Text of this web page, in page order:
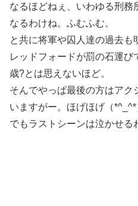
なるほどねぇ、いわゆる刑
なるわけね。ふむふむ。
と共に将軍や囚人達の過去も
レッドフォードが罰の石運
歳?とは思えないほど。
そんでやっぱ最後の方はアク
いますがー。ほげほげ（*^_^*
でもラストシーンは泣かせる